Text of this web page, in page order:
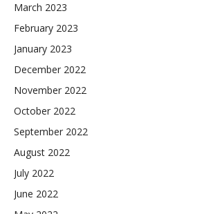
March 2023
February 2023
January 2023
December 2022
November 2022
October 2022
September 2022
August 2022
July 2022
June 2022